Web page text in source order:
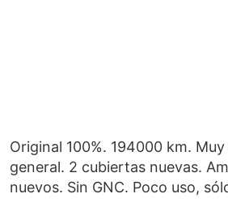
Original 100%. 194000 km.
general. 2 cubiertas nuevas.